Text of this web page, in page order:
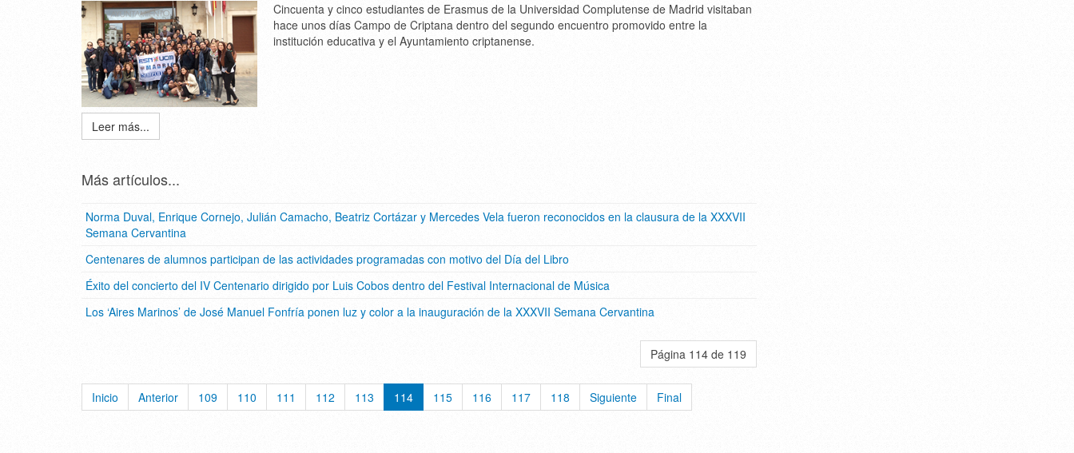
Cincuenta y cinco estudiantes de Erasmus de la Universidad Complutense de Madrid visitaban
hace unos días Campo de Criptana dentro del segundo encuentro promovido entre la
institución educativa y el Ayuntamiento criptanense.
Leer más...
Más artículos...
Norma Duval, Enrique Cornejo, Julián Camacho, Beatriz Cortázar y Mercedes Vela fueron reconocidos en la clausura de la XXXVII
Semana Cervantina
Centenares de alumnos participan de las actividades programadas con motivo del Día del Libro
Éxito del concierto del IV Centenario dirigido por Luis Cobos dentro del Festival Internacional de Música
Los ‘Aires Marinos’ de José Manuel Fonfría ponen luz y color a la inauguración de la XXXVII Semana Cervantina
Página 114 de 119
Inicio Anterior 109 110 111 112 113 114 115 116 117 118 Siguiente Final